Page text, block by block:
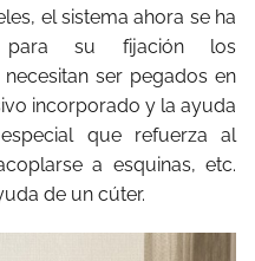
el sistema ahora se ha
para su fijación los
ser pegados en
incorporado y la ayuda
especial que refuerza al
a esquinas, etc.
de un cúter.